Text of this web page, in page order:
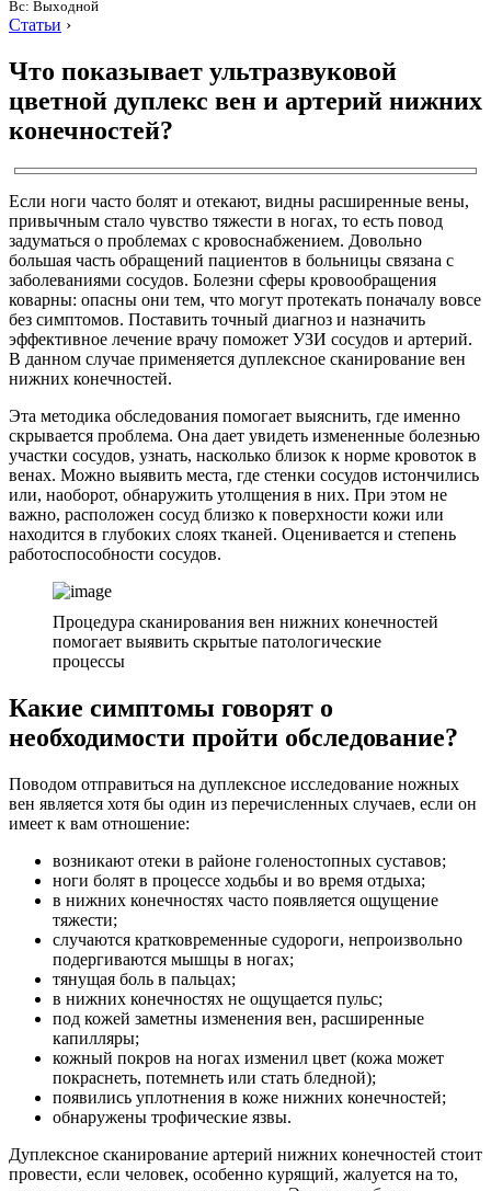
Вс: Выходной
Статьи ›
Что показывает ультразвуковой
цветной дуплекс вен и артерий нижних
конечностей?
Если ноги часто болят и отекают, видны расширенные вены,
привычным стало чувство тяжести в ногах, то есть повод
задуматься о проблемах с кровоснабжением. Довольно
большая часть обращений пациентов в больницы связана с
заболеваниями сосудов. Болезни сферы кровообращения
коварны: опасны они тем, что могут протекать поначалу вовсе
без симптомов. Поставить точный диагноз и назначить
эффективное лечение врачу поможет УЗИ сосудов и артерий.
В данном случае применяется дуплексное сканирование вен
нижних конечностей.
Эта методика обследования помогает выяснить, где именно
скрывается проблема. Она дает увидеть измененные болезнью
участки сосудов, узнать, насколько близок к норме кровоток в
венах. Можно выявить места, где стенки сосудов истончились
или, наоборот, обнаружить утолщения в них. При этом не
важно, расположен сосуд близко к поверхности кожи или
находится в глубоких слоях тканей. Оценивается и степень
работоспособности сосудов.
Процедура сканирования вен нижних конечностей
помогает выявить скрытые патологические
процессы
Какие симптомы говорят о
необходимости пройти обследование?
Поводом отправиться на дуплексное исследование ножных
вен является хотя бы один из перечисленных случаев, если он
имеет к вам отношение:
возникают отеки в районе голеностопных суставов;
ноги болят в процессе ходьбы и во время отдыха;
в нижних конечностях часто появляется ощущение
тяжести;
случаются кратковременные судороги, непроизвольно
подергиваются мышцы в ногах;
тянущая боль в пальцах;
в нижних конечностях не ощущается пульс;
под кожей заметны изменения вен, расширенные
капилляры;
кожный покров на ногах изменил цвет (кожа может
покраснеть, потемнеть или стать бледной);
появились уплотнения в коже нижних конечностей;
обнаружены трофические язвы.
Дуплексное сканирование артерий нижних конечностей стоит
провести, если человек, особенно курящий, жалуется на то,